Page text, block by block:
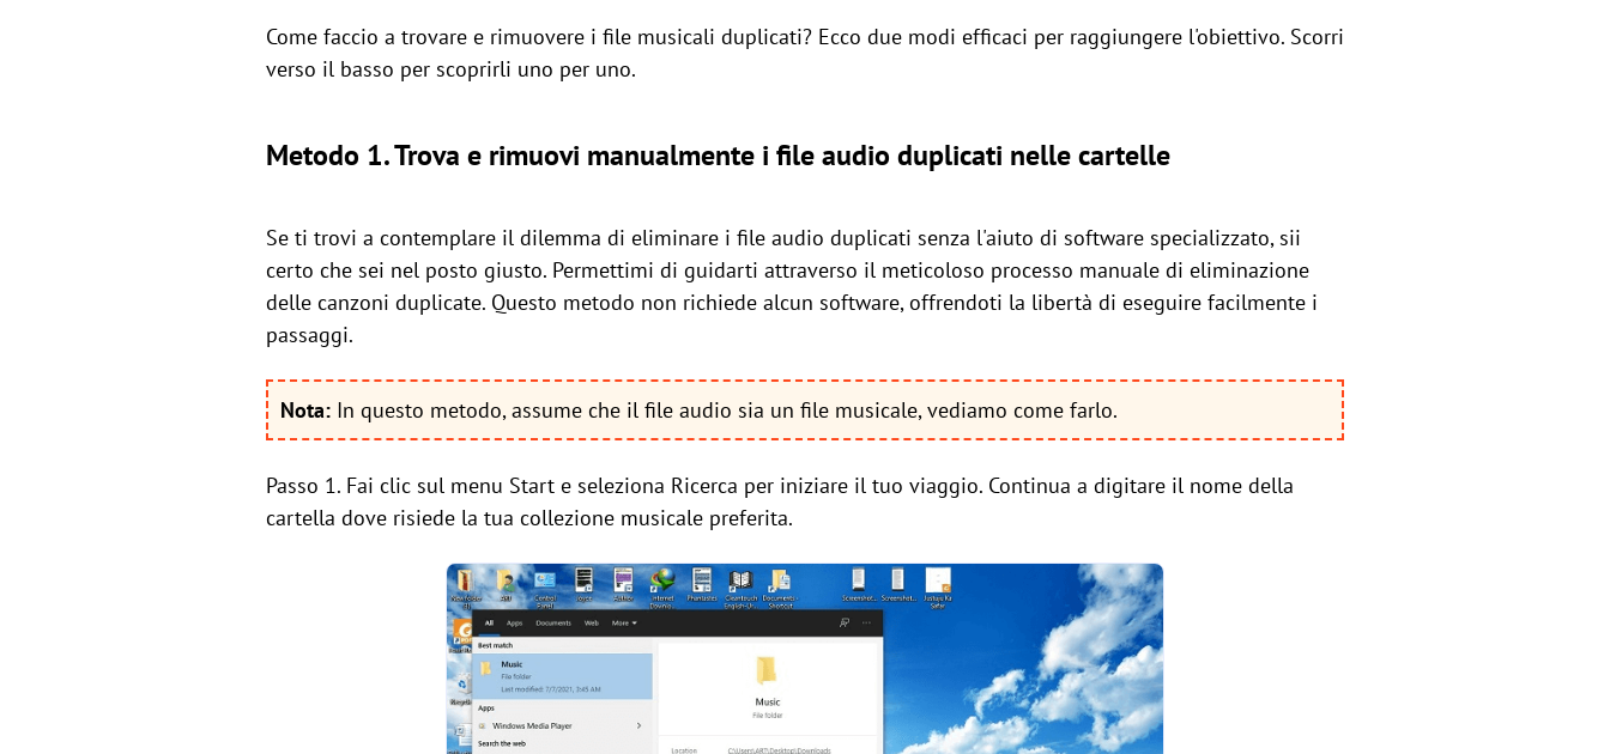
Come faccio a trovare e rimuovere i file musicali duplicati? Ecco due modi efficaci per raggiungere l'obiettivo. Scorri
verso il basso per scoprirli uno per uno.
Metodo 1. Trova e rimuovi manualmente i file audio duplicati nelle cartelle
Se ti trovi a contemplare il dilemma di eliminare i file audio duplicati senza l'aiuto di software specializzato, sii
certo che sei nel posto giusto. Permettimi di guidarti attraverso il meticoloso processo manuale di eliminazione
delle canzoni duplicate. Questo metodo non richiede alcun software, offrendoti la libertà di eseguire facilmente i
passaggi.
Nota: In questo metodo, assume che il file audio sia un file musicale, vediamo come farlo.
Passo 1. Fai clic sul menu Start e seleziona Ricerca per iniziare il tuo viaggio. Continua a digitare il nome della
cartella dove risiede la tua collezione musicale preferita.